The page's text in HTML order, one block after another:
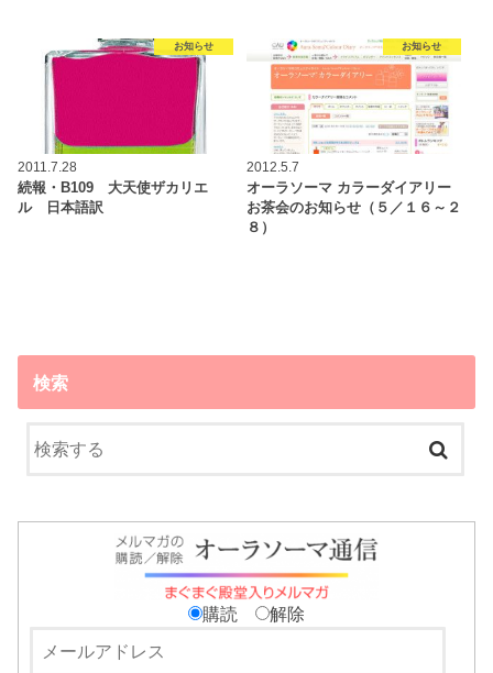
お知らせ
2011.7.28
続報・B109 大天使ザカリエ
ル 日本語訳
お知らせ
2012.5.7
オーラソーマ カラーダイアリー
お茶会のお知らせ（５／１６～２
８）
検索
購読 解除